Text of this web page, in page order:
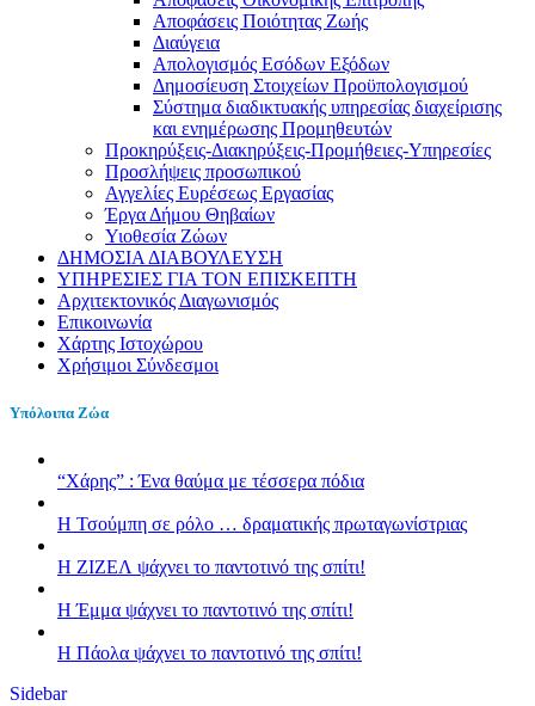
Αποφάσεις Ποιότητας Ζωής
Διαύγεια
Απολογισμός Εσόδων Εξόδων
Δημοσίευση Στοιχείων Προϋπολογισμού
Σύστημα διαδικτυακής υπηρεσίας διαχείρισης
και ενημέρωσης Προμηθευτών
Προκηρύξεις-Διακηρύξεις-Προμήθειες-Υπηρεσίες
Προσλήψεις προσωπικού
Αγγελίες Ευρέσεως Εργασίας
Έργα Δήμου Θηβαίων
Υιοθεσία Ζώων
ΔΗΜΟΣΙΑ ΔΙΑΒΟΥΛΕΥΣΗ
ΥΠΗΡΕΣΙΕΣ ΓΙΑ ΤΟΝ ΕΠΙΣΚΕΠΤΗ
Αρχιτεκτονικός Διαγωνισμός
Επικοινωνία
Χάρτης Ιστοχώρου
Χρήσιμοι Σύνδεσμοι
Υπόλοιπα Ζώα
“Χάρης” : Ένα θαύμα με τέσσερα πόδια
H Τσούμπη σε ρόλο … δραματικής πρωταγωνίστριας
Η ΖΙΖΕΛ ψάχνει το παντοτινό της σπίτι!
H Έμμα ψάχνει το παντοτινό της σπίτι!
Η Πάολα ψάχνει το παντοτινό της σπίτι!
Sidebar